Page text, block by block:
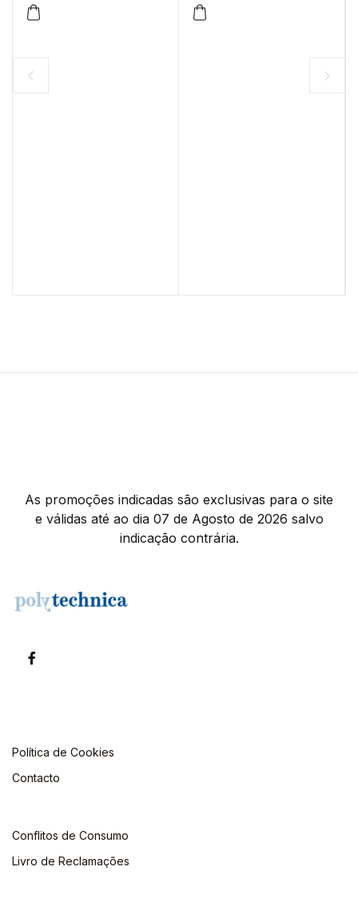
-10%
As promoções indicadas são exclusivas para o site
e válidas até ao dia 07 de Agosto de 2026 salvo
indicação contrária.
Política de Cookies
Contacto
Conflitos de Consumo
Livro de Reclamações